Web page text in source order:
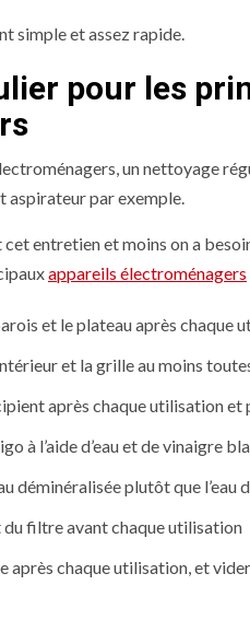
simple et assez rapide.
pour les
un nettoyage
aspirateur par exemple.
entretien et moins on a
appareils électroménagers
et le plateau après chaque
et la grille au moins
après chaque utilisation et
à l’aide d’eau et de vinaigre
déminéralisée plutôt que l’eau
du filtre avant chaque utilisation
chaque utilisation, et